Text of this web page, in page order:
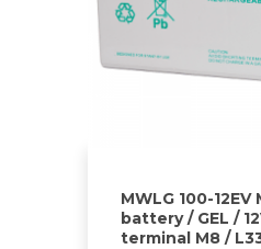
MWLG 100-
battery / GEL /
terminal M8 /